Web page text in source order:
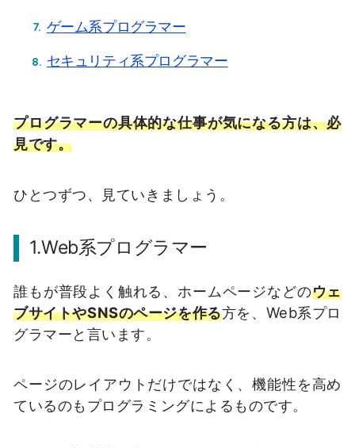
ゲーム系プログラマー
セキュリティ系プログラマー
プログラマーの具体的な仕事が気になる方は、必
見です。
ひとつずつ、見ていきましょう。
1.Web系プログラマー
誰もが普段よく触れる、ホームページなどのウェ
ブサイトやSNSのページを作る方を、Web系プロ
グラマーと言います。
ページのレイアウトだけではなく、機能性を高め
ているのもプログラミングによるものです。